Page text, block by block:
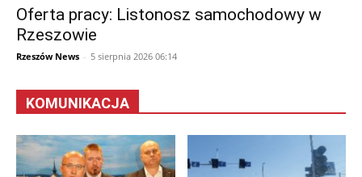
Oferta pracy: Listonosz samochodowy w
Rzeszowie
Rzeszów News - 5 sierpnia 2026 06:14
KOMUNIKACJA